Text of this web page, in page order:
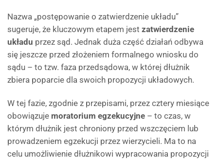
Nazwa „postępowanie o zatwierdzenie układu”
sugeruje, że kluczowym etapem jest zatwierdzenie
układu przez sąd. Jednak duża część działań odbywa
się jeszcze przed złożeniem formalnego wniosku do
sądu – to tzw. faza przedsądowa, w której dłużnik
zbiera poparcie dla swoich propozycji układowych.
W tej fazie, zgodnie z przepisami, przez cztery miesiące
obowiązuje moratorium egzekucyjne – to czas, w
którym dłużnik jest chroniony przed wszczęciem lub
prowadzeniem egzekucji przez wierzycieli. Ma to na
celu umożliwienie dłużnikowi wypracowania propozycji